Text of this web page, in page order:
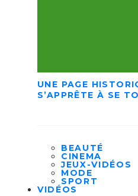
UNE PAGE
S’APPRÊTE À SE
BEAUTÉ
CINEMA
JEUX-VIDÉOS
MODE
SPORT
VIDÉOS